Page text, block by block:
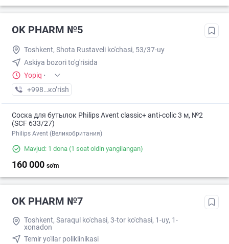
OK PHARM №5
Toshkent, Shota Rustaveli ko'chasi, 53/37-uy
Askiya bozori to'g'risida
Yopiq ·
+998 (90) XXX-XX-XX
кo’rish
Соска для бутылок Philips Avent classic+ anti-colic 3 м, №2
(SCF 633/27)
Philips Avent (Великобритания)
Mavjud: 1 dona (1 soat oldin yangilangan)
160 000 so'm
OK PHARM №7
Toshkent, Saraqul ko'chasi, 3-tor ko'chasi, 1-uy, 1-
xonadon
Temir yo'llar poliklinikasi